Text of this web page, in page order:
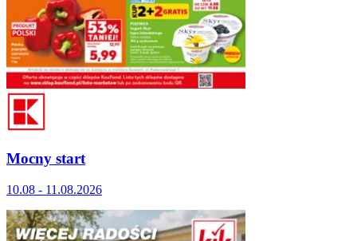
Mocny start
10.08 - 11.08.2026